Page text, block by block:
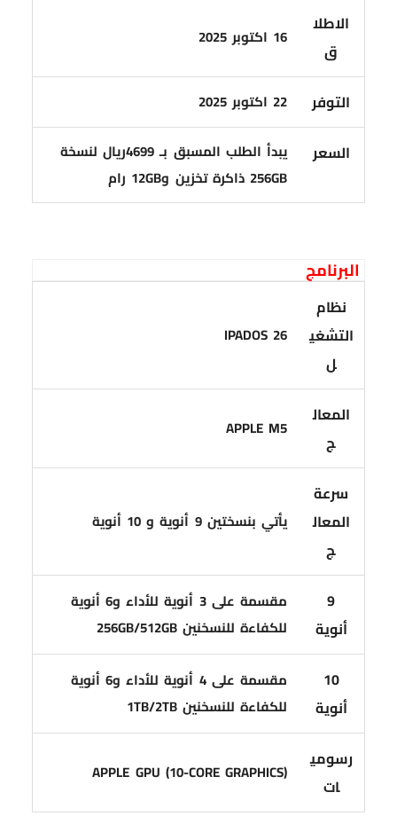
الاطلا
ق
16 اكتوبر 2025
التوفر 22 اكتوبر 2025
السعر
يبدأ الطلب المسبق بـ 4699ريال لنسخة
256GB ذاكرة تخزين و12GB رام
البرنامج
نظام
التشغي
ل
IPADOS 26
المعال
ج
APPLE M5
سرعة
المعال
ج
يأتي بنسختين 9 أنوية و 10 أنوية
9
أنوية
مقسمة على 3 أنوية للأداء و6 أنوية
للكفاءة للنسخنين 256GB/512GB
10
أنوية
مقسمة على 4 أنوية للأداء و6 أنوية
للكفاءة للنسخنين 1TB/2TB
رسومي
ات
APPLE GPU (10-CORE GRAPHICS)